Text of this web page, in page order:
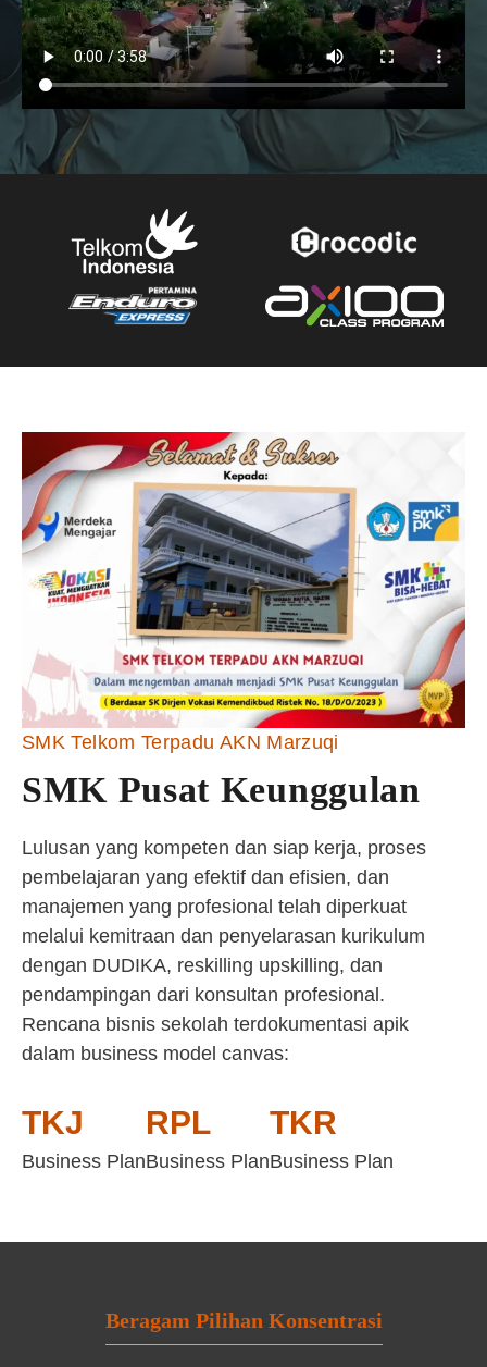
SMK Telkom Terpadu AKN Marzuqi
SMK Pusat Keunggulan
Lulusan yang kompeten dan siap kerja, proses
pembelajaran yang efektif dan efisien, dan
manajemen yang profesional telah diperkuat
melalui kemitraan dan penyelarasan kurikulum
dengan DUDIKA, reskilling upskilling, dan
pendampingan dari konsultan profesional.
Rencana bisnis sekolah terdokumentasi apik
dalam business model canvas:
TKJ
Business Plan
RPL
Business Plan
TKR
Business Plan
Beragam Pilihan Konsentrasi